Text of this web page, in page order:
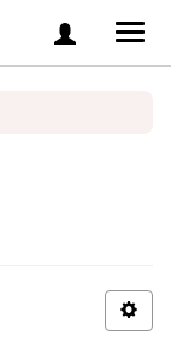
Zaloguj
się